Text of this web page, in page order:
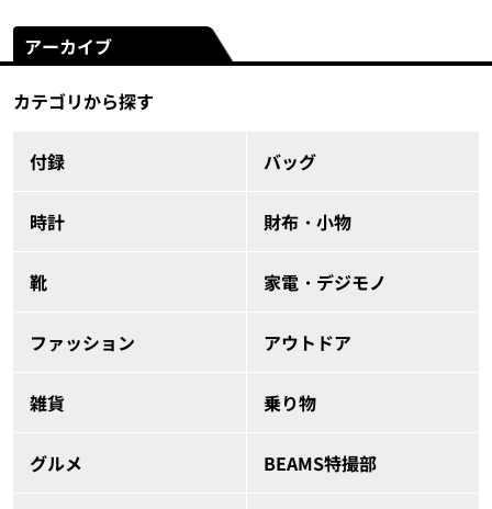
アーカイブ
カテゴリから探す
付録 バッグ
時計 財布・小物
靴 家電・デジモノ
ファッション アウトドア
雑貨 乗り物
グルメ BEAMS特撮部